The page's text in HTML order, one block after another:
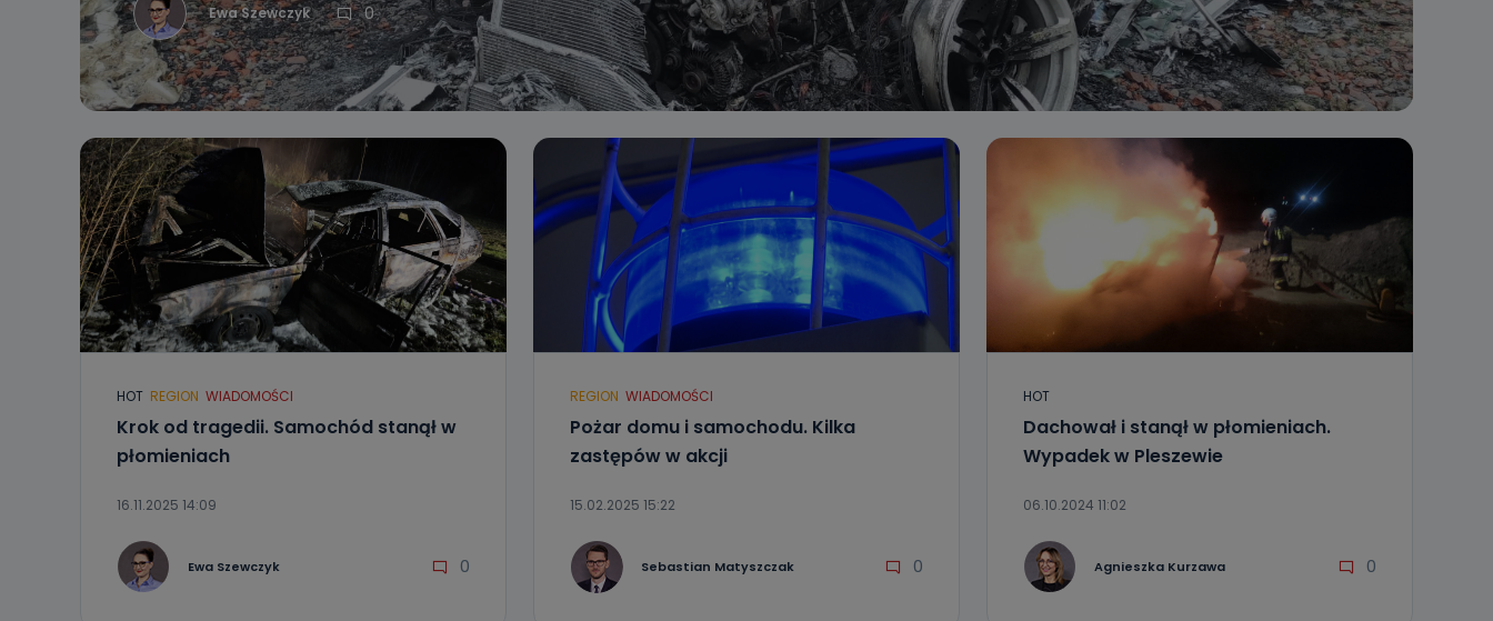
Ewa Szewczyk 0
HOT REGION WIADOMOŚCI
Krok od tragedii. Samochód stanął w
płomieniach
16.11.2025 14:09
Ewa Szewczyk 0
REGION WIADOMOŚCI
Pożar domu i samochodu. Kilka
zastępów w akcji
15.02.2025 15:22
Sebastian Matyszczak 0
HOT
Dachował i stanął w płomieniach.
Wypadek w Pleszewie
06.10.2024 11:02
Agnieszka Kurzawa 0